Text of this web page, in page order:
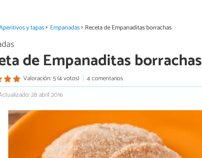
y tapas Empanadas Receta de Empanaditas borrachas
de Empanaditas borrachas
Valoración: 5 (4 votos)
4 comentarios
28 abril 2016